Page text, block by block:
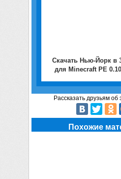
Скачать Нью-Йорк в
для Minecraft PE
Рассказать друзьям
Похожие